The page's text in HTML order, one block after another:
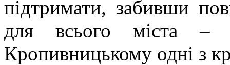
підтримати, забивши
для всього міста
Кропивницькому одні з